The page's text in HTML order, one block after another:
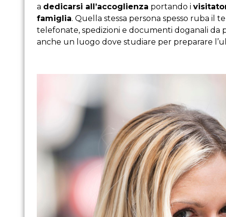
a dedicarsi all’accoglienza portando i
famiglia. Quella stessa persona spesso ruba il
telefonate, spedizioni e documenti doganali da
anche un luogo dove studiare per preparare